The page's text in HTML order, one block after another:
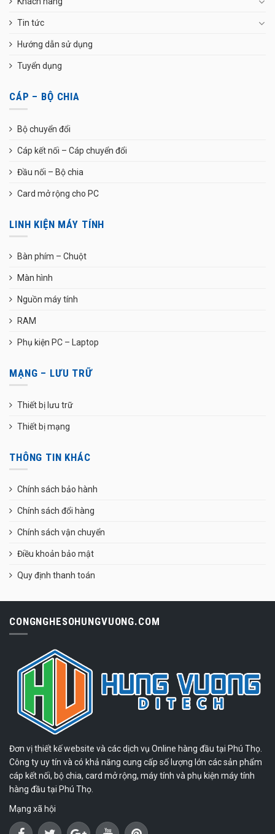
Tin tức
Hướng dẫn sử dụng
Tuyển dụng
CÁP – BỘ CHIA
Bộ chuyển đổi
Cáp kết nối – Cáp chuyển đổi
Đầu nối – Bộ chia
Card mở rộng cho PC
LINH KIỆN MÁY TÍNH
Bàn phím – Chuột
Màn hình
Nguồn máy tính
RAM
Phụ kiện PC – Laptop
MẠNG – LƯU TRỮ
Thiết bị lưu trữ
Thiết bị mạng
THÔNG TIN KHÁC
Chính sách bảo hành
Chính sách đổi hàng
Chính sách vận chuyển
Điều khoản bảo mật
Quy định thanh toán
CONGNGHESOHUNGVUONG.COM
Đơn vị thiết kế website và các dịch vụ Online hàng đầu tại Phú Thọ.
Công ty uy tín và có khả năng cung cấp số lượng lớn các sản phẩm
cáp kết nối, bộ chia, card mở rộng, máy tính và phụ kiện máy tính
hàng đầu tại Phú Thọ.
Mạng xã hội